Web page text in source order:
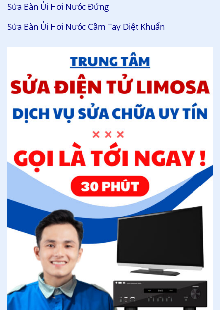
Sửa Bàn Ủi Hơi Nước Đứng
Sửa Bàn Ủi Hơi Nước Cầm Tay Diệt Khuẩn